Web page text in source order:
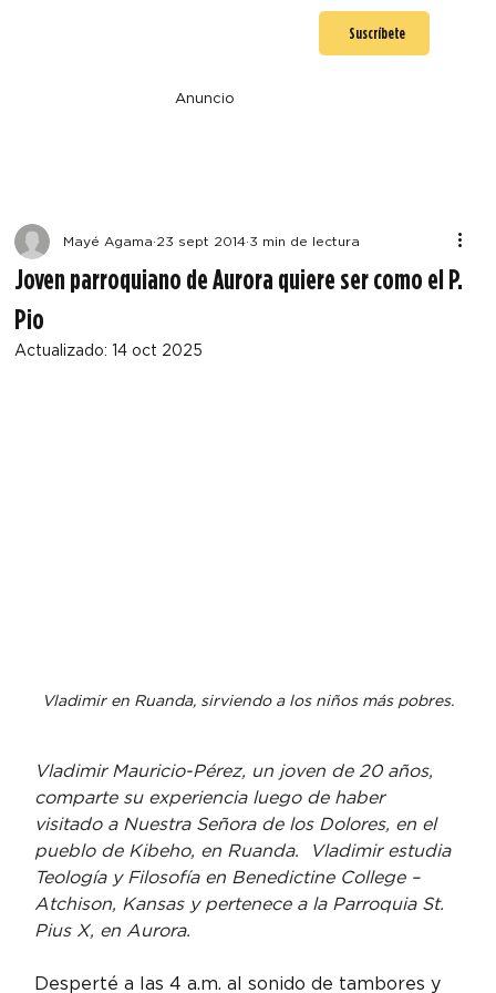
Suscríbete
Anuncio
Joven parroquiano de Aurora quiere ser como el P.
Pio
Mayé Agama 23 sept 2014 3 min de lectura
Actualizado: 14 oct 2025
Vladimir en Ruanda, sirviendo a los niños más pobres.
Vladimir Mauricio-Pérez, un joven de 20 años,
comparte su experiencia luego de haber
visitado a Nuestra Señora de los Dolores, en el
pueblo de Kibeho, en Ruanda.  Vladimir estudia
Teología y Filosofía en Benedictine College –
Atchison, Kansas y pertenece a la Parroquia St.
Pius X, en Aurora.
Desperté a las 4 a.m. al sonido de tambores y